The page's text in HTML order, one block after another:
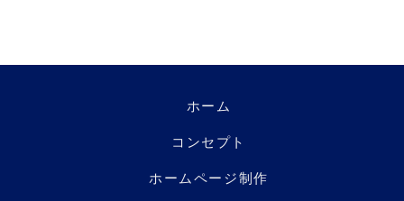
ホーム
コンセプト
ホームページ制作